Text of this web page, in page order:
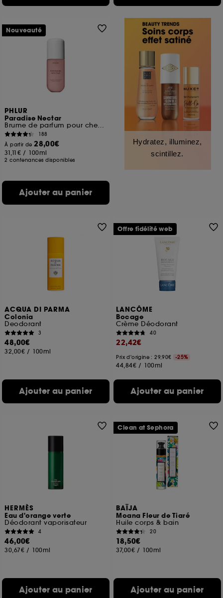
PHLUR
Paradise Nectar
Brume de parfum pour cheveux et corps format voyage
188
À partir de28,00€
31,11€ / 100ml
2 contenances disponibles
Ajouter au panier
Nouveauté
Hydratez, illuminez,
scintillez.
ACQUA DI PARMA
Colonia
Deodorant
3
48,00€
32,00€ / 100ml
Ajouter au panier
LANCÔME
Bocage
Crème Déodorant
40
22,42€
Prix d'origine : 29,90€ -25%
44,84€ / 100ml
Ajouter au panier
Offre fidélité web
HERMÈS
Eau d'orange verte
Déodorant vaporisateur
4
46,00€
30,67€ / 100ml
Ajouter au panier
BAÏJA
Moana Fleur de Tiaré
Huile corps & bain
20
18,50€
37,00€ / 100ml
Ajouter au panier
Clean at Sephora